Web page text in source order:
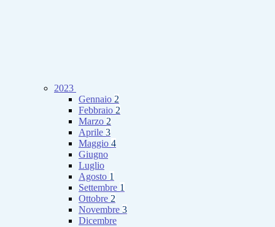
2023
Gennaio 2
Febbraio 2
Marzo 2
Aprile 3
Maggio 4
Giugno
Luglio
Agosto 1
Settembre 1
Ottobre 2
Novembre 3
Dicembre